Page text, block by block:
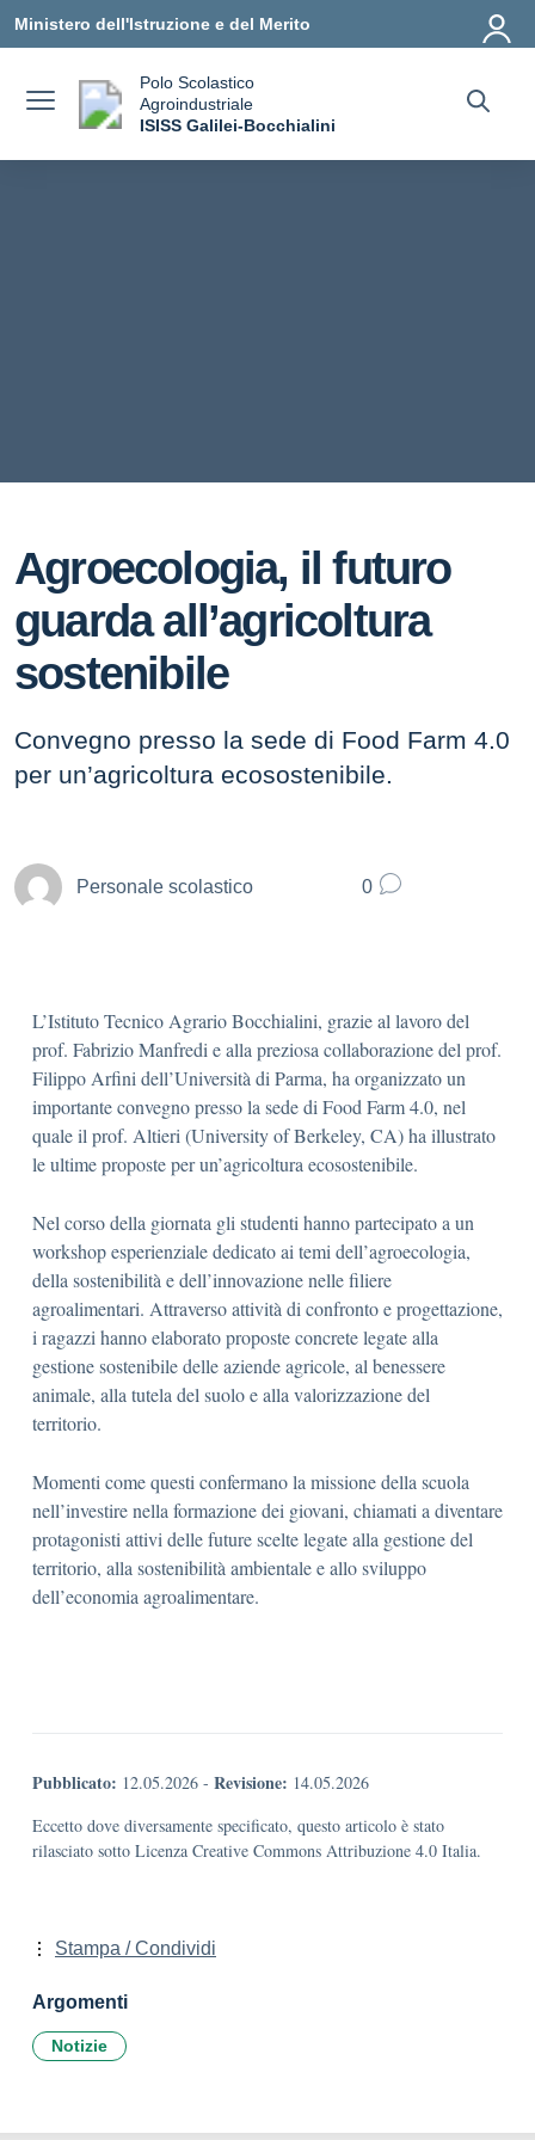
Ministero dell'Istruzione e del Merito
Polo Scolastico
Agroindustriale
ISISS Galilei-Bocchialini
Agroecologia, il futuro
guarda all’agricoltura
sostenibile
Convegno presso la sede di Food Farm 4.0
per un’agricoltura ecosostenibile.
Personale scolastico 0
L’Istituto Tecnico Agrario Bocchialini, grazie al lavoro del
prof. Fabrizio Manfredi e alla preziosa collaborazione del prof.
Filippo Arfini dell’Università di Parma, ha organizzato un
importante convegno presso la sede di Food Farm 4.0, nel
quale il prof. Altieri (University of Berkeley, CA) ha illustrato
le ultime proposte per un’agricoltura ecosostenibile.
Nel corso della giornata gli studenti hanno partecipato a un
workshop esperienziale dedicato ai temi dell’agroecologia,
della sostenibilità e dell’innovazione nelle filiere
agroalimentari. Attraverso attività di confronto e progettazione,
i ragazzi hanno elaborato proposte concrete legate alla
gestione sostenibile delle aziende agricole, al benessere
animale, alla tutela del suolo e alla valorizzazione del
territorio.
Momenti come questi confermano la missione della scuola
nell’investire nella formazione dei giovani, chiamati a diventare
protagonisti attivi delle future scelte legate alla gestione del
territorio, alla sostenibilità ambientale e allo sviluppo
dell’economia agroalimentare.
Pubblicato: 12.05.2026 - Revisione: 14.05.2026
Eccetto dove diversamente specificato, questo articolo è stato
rilasciato sotto Licenza Creative Commons Attribuzione 4.0 Italia.
Stampa / Condividi
Argomenti
Notizie